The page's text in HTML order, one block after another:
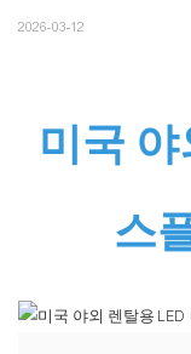
2026-03-12
미국 야
스